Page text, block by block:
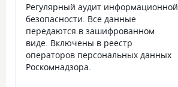
Регулярный аудит информационной
безопасности. Все данные
передаются в зашифрованном
виде. Включены в реестр
операторов персональных данных
Роскомнадзора.